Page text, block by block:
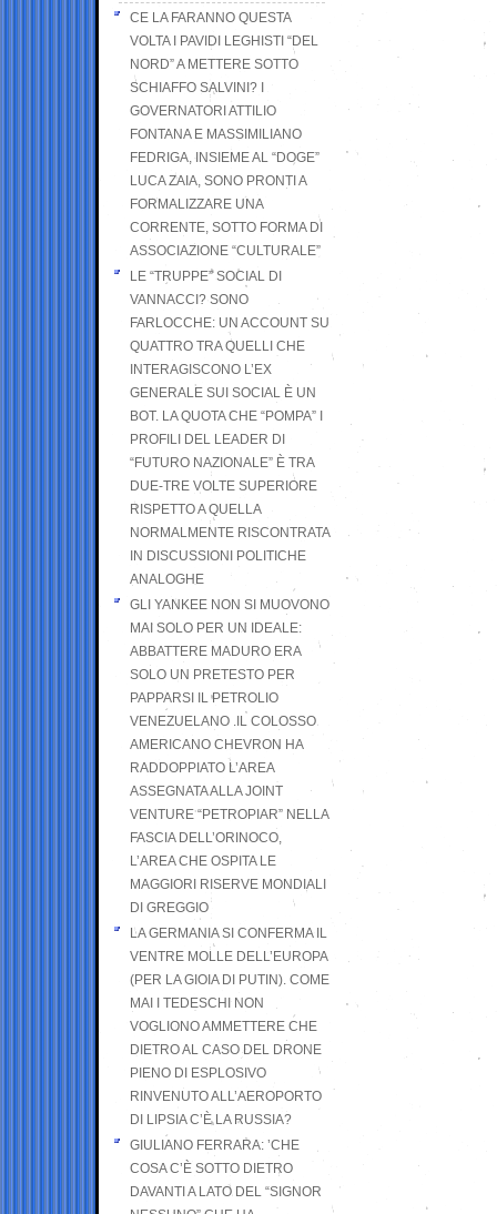
CE LA FARANNO QUESTA
VOLTA I PAVIDI LEGHISTI “DEL
NORD” A METTERE SOTTO
SCHIAFFO SALVINI? I
GOVERNATORI ATTILIO
FONTANA E MASSIMILIANO
FEDRIGA, INSIEME AL “DOGE”
LUCA ZAIA, SONO PRONTI A
FORMALIZZARE UNA
CORRENTE, SOTTO FORMA DI
ASSOCIAZIONE “CULTURALE”
LE “TRUPPE” SOCIAL DI
VANNACCI? SONO
FARLOCCHE: UN ACCOUNT SU
QUATTRO TRA QUELLI CHE
INTERAGISCONO L’EX
GENERALE SUI SOCIAL È UN
BOT. LA QUOTA CHE “POMPA” I
PROFILI DEL LEADER DI
“FUTURO NAZIONALE” È TRA
DUE-TRE VOLTE SUPERIORE
RISPETTO A QUELLA
NORMALMENTE RISCONTRATA
IN DISCUSSIONI POLITICHE
ANALOGHE
GLI YANKEE NON SI MUOVONO
MAI SOLO PER UN IDEALE:
ABBATTERE MADURO ERA
SOLO UN PRETESTO PER
PAPPARSI IL PETROLIO
VENEZUELANO .IL COLOSSO
AMERICANO CHEVRON HA
RADDOPPIATO L’AREA
ASSEGNATA ALLA JOINT
VENTURE “PETROPIAR” NELLA
FASCIA DELL’ORINOCO,
L’AREA CHE OSPITA LE
MAGGIORI RISERVE MONDIALI
DI GREGGIO
LA GERMANIA SI CONFERMA IL
VENTRE MOLLE DELL’EUROPA
(PER LA GIOIA DI PUTIN). COME
MAI I TEDESCHI NON
VOGLIONO AMMETTERE CHE
DIETRO AL CASO DEL DRONE
PIENO DI ESPLOSIVO
RINVENUTO ALL’AEROPORTO
DI LIPSIA C’È LA RUSSIA?
GIULIANO FERRARA: ’CHE
COSA C’È SOTTO DIETRO
DAVANTI A LATO DEL “SIGNOR